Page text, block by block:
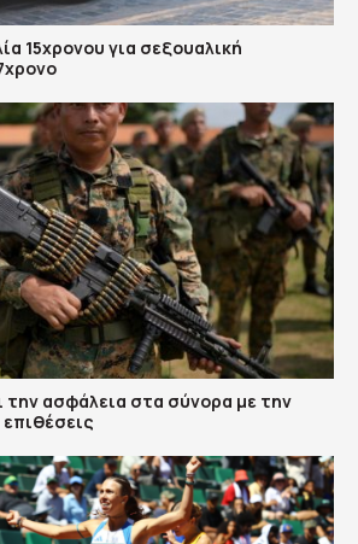
15χρονου για σεξουαλική
την ασφάλεια στα σύνορα με την